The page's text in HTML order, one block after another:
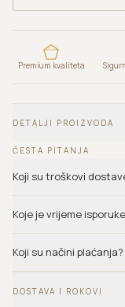
Premium kvaliteta
DETALJI PROIZVODA
ČESTA PITANJA
Koji su troškovi
Koje je vrijeme
Koji su načini plaćanja?
DOSTAVA I ROKOVI